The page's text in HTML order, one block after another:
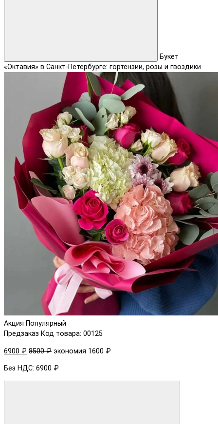
Букет
«Октавия» в Санкт-Петербурге: гортензии, розы и гвоздики
Акция Популярный
Предзаказ Код товара: 00125
6900 ₽ 8500 ₽ экономия 1600 ₽
Без НДС: 6900 ₽